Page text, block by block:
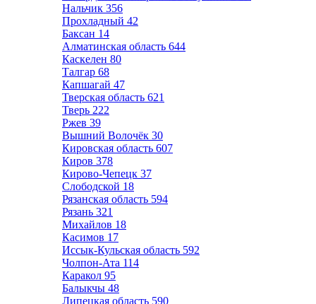
Нальчик 356
Прохладный 42
Баксан 14
Алматинская область 644
Каскелен 80
Талгар 68
Капшагай 47
Тверская область 621
Тверь 222
Ржев 39
Вышний Волочёк 30
Кировская область 607
Киров 378
Кирово-Чепецк 37
Слободской 18
Рязанская область 594
Рязань 321
Михайлов 18
Касимов 17
Иссык-Кульская область 592
Чолпон-Ата 114
Каракол 95
Балыкчы 48
Липецкая область 590